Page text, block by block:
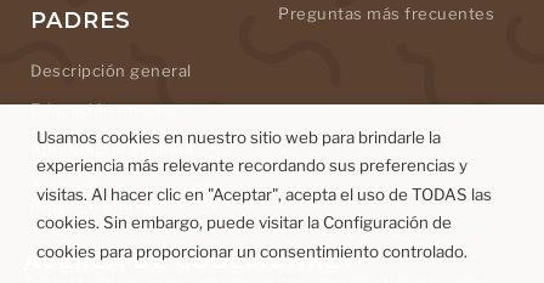
PADRES
Descripción general
Educación en casa
Aprendizaje en línea
Aplicación para pequeños
programadores
Preguntas más frecuentes
ACERCA DE CODEMONKEY
Usamos cookies en nuestro sitio web para brindarle la
experiencia más relevante recordando sus preferencias y
visitas. Al hacer clic en "Aceptar", acepta el uso de TODAS las
cookies. Sin embargo, puede visitar la Configuración de
cookies para proporcionar un consentimiento controlado.